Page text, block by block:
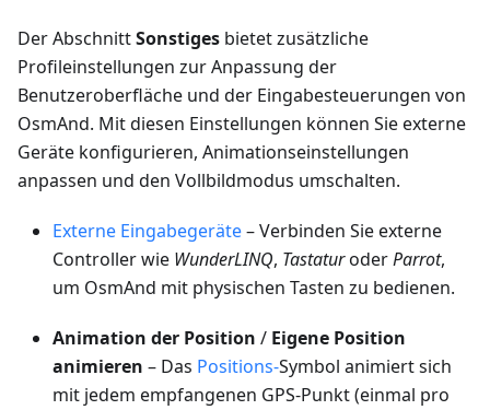
Der AbschnittSonstiges bietet zusätzliche
Profileinstellungen zur Anpassung der
Benutzeroberfläche und der Eingabesteuerungen von
OsmAnd. Mit diesen Einstellungen können Sie externe
Geräte konfigurieren, Animationseinstellungen
anpassen und den Vollbildmodus umschalten.
Externe Eingabegeräte– Verbinden Sie externe
Controller wie WunderLINQ, TastaturoderParrot,
um OsmAnd mit physischen Tasten zu bedienen.
Animation der Position / Eigene Position
animieren – Das Positions-Symbol animiert sich
mit jedem empfangenen GPS-Punkt (einmal pro